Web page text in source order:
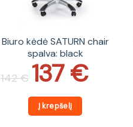
Biuro kėdė SATURN chair
spalva: black
142€
price
was: 137€
Current
price
is:
Į krepšelį